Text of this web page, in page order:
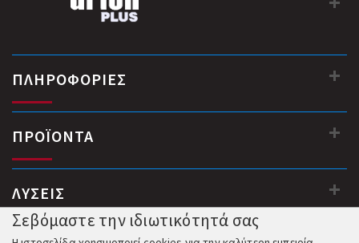
ΠΛΗΡΟΦΟΡΙΕΣ
ΠΡΟΪΟΝΤΑ
ΛΥΣΕΙΣ
Σεβόμαστε την ιδιωτικότητά σας